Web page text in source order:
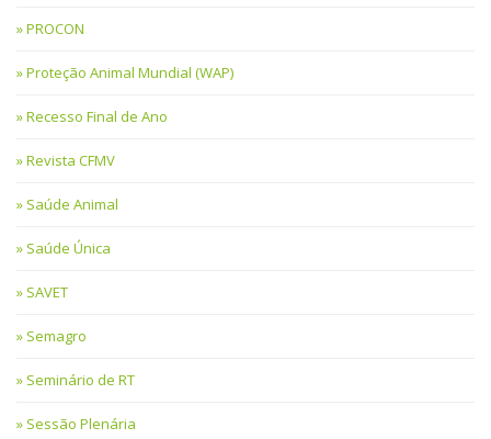
PROCON
Proteção Animal Mundial (WAP)
Recesso Final de Ano
Revista CFMV
Saúde Animal
Saúde Única
SAVET
Semagro
Seminário de RT
Sessão Plenária